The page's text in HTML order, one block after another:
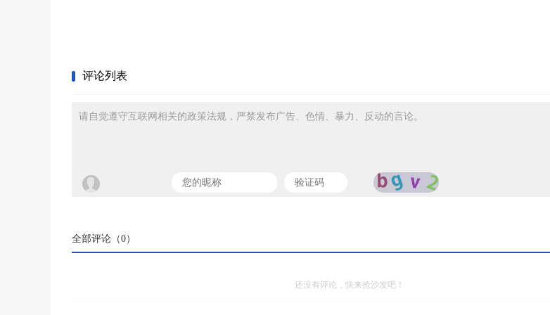
评论列表
请自觉遵守互联网相关的政策法规，严禁发布广告、色情、暴力、反动的言论。
全部评论（0）
还没有评论，快来抢沙发吧！